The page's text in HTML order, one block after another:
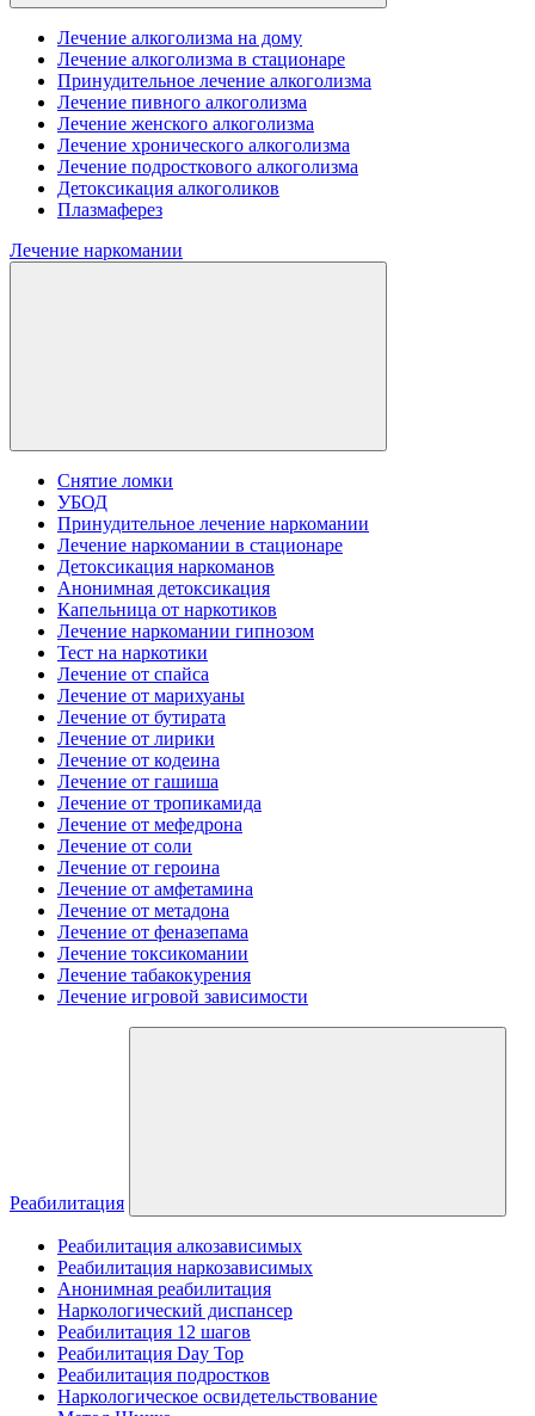
Лечение алкоголизма на дому
Лечение алкоголизма в стационаре
Принудительное лечение алкоголизма
Лечение пивного алкоголизма
Лечение женского алкоголизма
Лечение хронического алкоголизма
Лечение подросткового алкоголизма
Детоксикация алкоголиков
Плазмаферез
Лечение наркомании
Снятие ломки
УБОД
Принудительное лечение наркомании
Лечение наркомании в стационаре
Детоксикация наркоманов
Анонимная детоксикация
Капельница от наркотиков
Лечение наркомании гипнозом
Тест на наркотики
Лечение от спайса
Лечение от марихуаны
Лечение от бутирата
Лечение от лирики
Лечение от кодеина
Лечение от гашиша
Лечение от тропикамида
Лечение от мефедрона
Лечение от соли
Лечение от героина
Лечение от амфетамина
Лечение от метадона
Лечение от феназепама
Лечение токсикомании
Лечение табакокурения
Лечение игровой зависимости
Реабилитация
Реабилитация алкозависимых
Реабилитация наркозависимых
Анонимная реабилитация
Наркологический диспансер
Реабилитация 12 шагов
Реабилитация Day Top
Реабилитация подростков
Наркологическое освидетельствование